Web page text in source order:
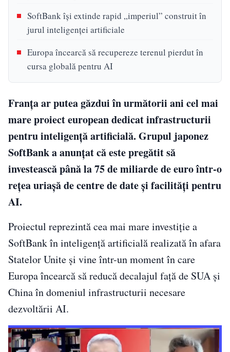
SoftBank își extinde rapid „imperiul” construit în
jurul inteligenței artificiale
Europa încearcă să recupereze terenul pierdut în
cursa globală pentru AI
Franța ar putea găzdui în următorii ani cel mai
mare proiect european dedicat infrastructurii
pentru inteligență artificială. Grupul japonez
SoftBank a anunțat că este pregătit să
investească până la 75 de miliarde de euro într-o
rețea uriașă de centre de date și facilități pentru
AI.
Proiectul reprezintă cea mai mare investiție a
SoftBank în inteligență artificială realizată în afara
Statelor Unite și vine într-un moment în care
Europa încearcă să reducă decalajul față de SUA și
China în domeniul infrastructurii necesare
dezvoltării AI.